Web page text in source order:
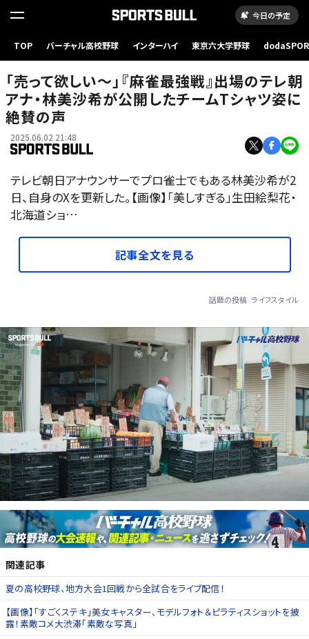
今日の予定
TOP バーチャル高校野球 インターハイ 東京六大学野球
「売って欲しい～」『麻雀最強戦』出場のテレ朝
アナ・林美沙希が公開したチームTシャツ姿に
絶賛の声
2025.06.02 21:48
テレビ朝日アナウンサーでプロ雀士でもある林美沙希が2
日、自身のXを更新した。【画像】「美しすぎる」生田絵梨花・
北海道ショ…
記事全文を見る
話題の投稿 ライフスタイル
関連記事
夏の高校野球、地方大会1回戦から全試合をライブ配信！
【画像】「すごくステキ」美女キャスター、モデルフォト＆ピラティスショットを披
露！素敵コメ大渋滞「素敵な写真」